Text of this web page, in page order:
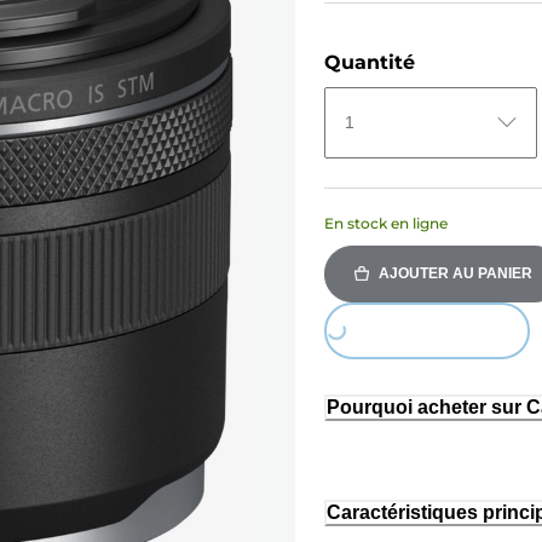
Quantité
1
En stock en ligne
AJOUTER AU PANIER
Loading...
Pourquoi acheter sur
Caractéristiques